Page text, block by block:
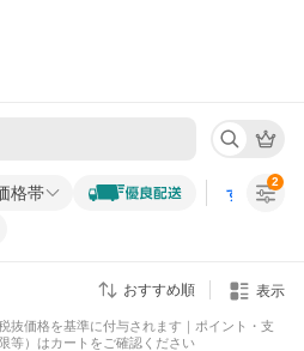
格帯 すべての条
2
おすすめ順 表示
抜価格を基準に付与されます｜ポイント・支
等）はカートをご確認ください